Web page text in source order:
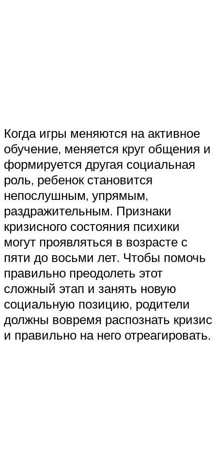
Когда игры меняются на активное
обучение, меняется круг общения и
формируется другая социальная
роль, ребенок становится
непослушным, упрямым,
раздражительным. Признаки
кризисного состояния психики
могут проявляться в возрасте с
пяти до восьми лет. Чтобы помочь
правильно преодолеть этот
сложный этап и занять новую
социальную позицию, родители
должны вовремя распознать кризис
и правильно на него отреагировать.